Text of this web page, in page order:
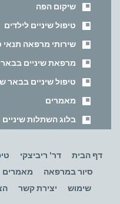
שיקום הפה
טיפול שיניים לילדים
שירותי מרפאה תנאי
מרפאת שיניים
טיפול שיניים בבאר
מאמרים
בלוג השתלות שיניים
דף הבית דר' ריביצקי
סיור במרפאה
מאמרים
שימוש
יצירת קשר